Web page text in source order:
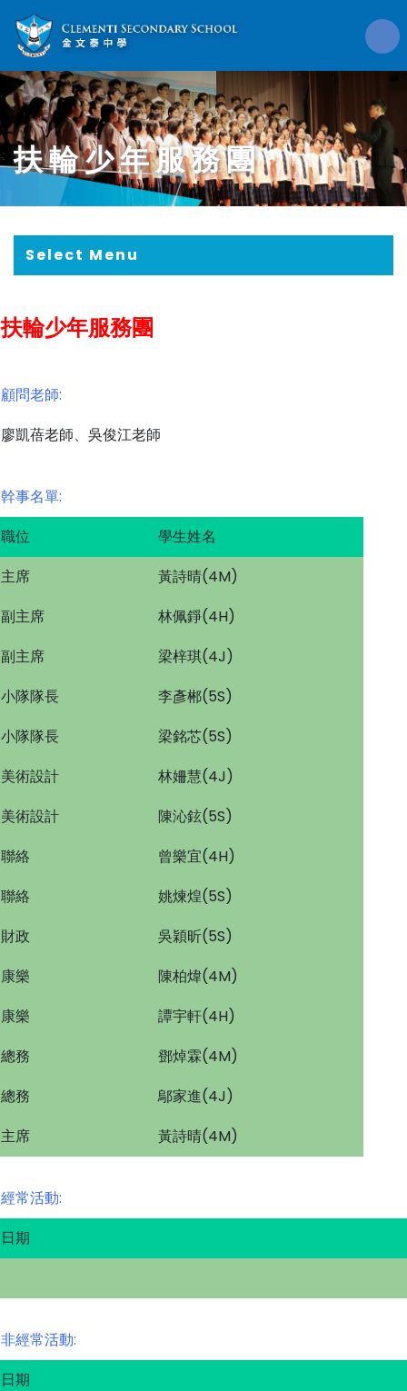
扶輪少年服務團
Select Menu
扶輪少年服務團
顧問老師:
廖凱蓓老師、吳俊江老師
幹事名單:
職位
學生姓名
主席
黃詩晴(4M)
副主席
林佩錚(4H)
副主席
梁梓琪(4J)
小隊隊長
李彥郴(5S)
小隊隊長
梁銘芯(5S)
美術設計
林姍慧(4J)
美術設計
陳沁鉉(5S)
聯絡
曾樂宜(4H)
聯絡
姚煉煌(5S)
財政
吳穎昕(5S)
康樂
陳柏煒(4M)
康樂
譚宇軒(4H)
總務
鄧焯霖(4M)
總務
鄔家進(4J)
主席
黃詩晴(4M)
經常活動:
日期
非經常活動:
日期